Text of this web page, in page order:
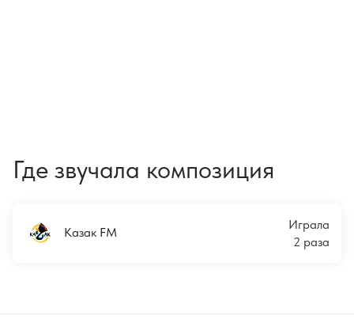
Где звучала композиция
Казак FM
Играла
2 раза